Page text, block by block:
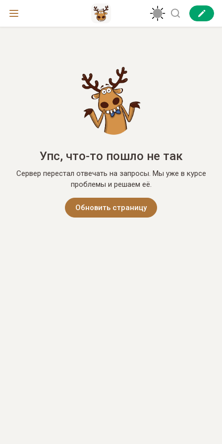
Упс, что-то пошло не так
Сервер перестал отвечать на запросы. Мы уже в курсе
проблемы и решаем её.
Обновить страницу